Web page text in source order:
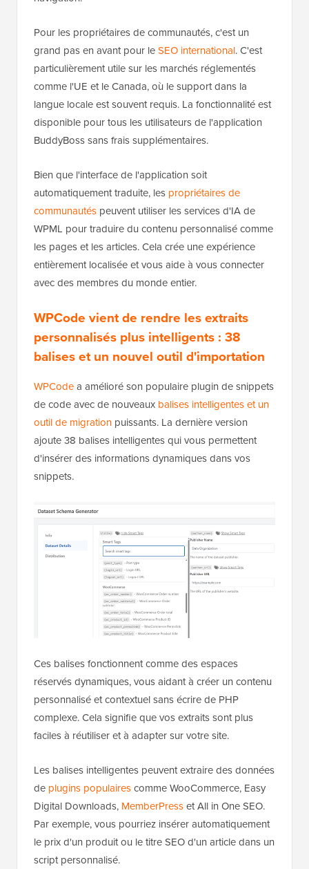
Pour les propriétaires de communautés, c'est un
grand pas en avant pour leSEO international. C'est
particulièrement utile sur les marchés réglementés
comme l'UE et le Canada, où le support dans la
langue locale est souvent requis. La fonctionnalité est
disponible pour tous les utilisateurs de l'application
BuddyBoss sans frais supplémentaires.
Bien que l'interface de l'application soit
automatiquement traduite, les propriétaires de
communautés peuvent utiliser les services d'IA de
WPML pour traduire du contenu personnalisé comme
les pages et les articles. Cela crée une expérience
entièrement localisée et vous aide à vous connecter
avec des membres du monde entier.
WPCode vient de rendre les extraits
personnalisés plus intelligents : 38
balises et un nouvel outil d'importation
WPCodea amélioré son populaire plugin de snippets
de code avec de nouveaux balises intelligentes et un
outil de migration puissants. La dernière version
ajoute 38 balises intelligentes qui vous permettent
d'insérer des informations dynamiques dans vos
snippets.
Ces balises fonctionnent comme des espaces
réservés dynamiques, vous aidant à créer un contenu
personnalisé et contextuel sans écrire de PHP
complexe. Cela signifie que vos extraits sont plus
faciles à réutiliser et à adapter sur votre site.
Les balises intelligentes peuvent extraire des données
de plugins populairescomme WooCommerce, Easy
Digital Downloads, MemberPresset All in One SEO.
Par exemple, vous pourriez insérer automatiquement
le prix d'un produit ou le titre SEO d'un article dans un
script personnalisé.